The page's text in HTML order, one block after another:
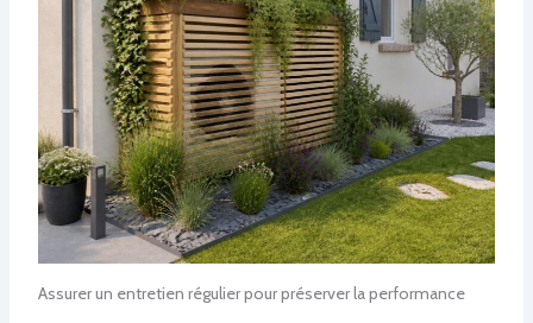
Assurer un entretien régulier pour préserver la performance